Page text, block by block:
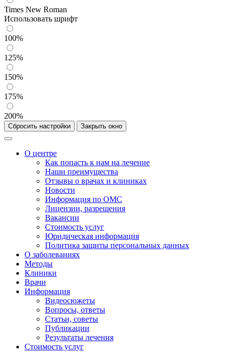
Times New Roman
Использовать шрифт
100%
125%
150%
175%
200%
Сбросить настройки Закрыть окно
О центре
Как попасть к нам на лечение
Наши преимущества
Отзывы о врачах и клиниках
Новости
Информация по ОМС
Лицензии, разрешения
Вакансии
Стоимость услуг
Юридическая информация
Политика защиты персональных данных
О заболеваниях
Методы
Клиники
Врачи
Информация
Видеосюжеты
Вопросы, ответы
Статьи, советы
Публикации
Результаты лечения
Стоимость услуг